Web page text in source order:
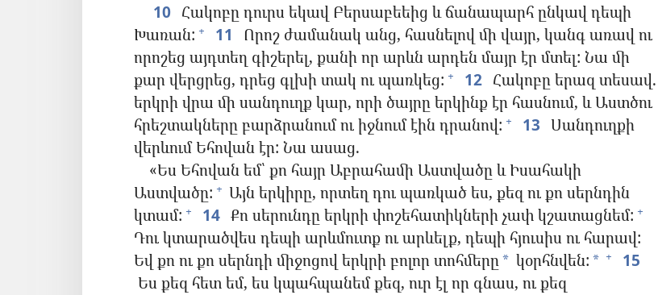
10 Հակոբը դուրս եկավ Բերսաբեեից և ճանապարհ ընկավ դեպի
Խառան: + 11
Որոշ ժամանակ անց, հասնելով մի վայր, կանգ առավ ու
որոշեց այդտեղ գիշերել, քանի որ արևն արդեն մայր էր մտել: Նա մի
քար վերցրեց, դրեց գլխի տակ ու պառկեց: + 12 Հակոբը երազ տեսավ.
երկրի վրա մի սանդուղք կար, որի ծայրը երկինք էր հասնում, և Աստծու
հրեշտակները բարձրանում ու իջնում էին դրանով: + 13 Սանդուղքի
վերևում Եհովան էր: Նա ասաց.
«Ես Եհովան եմ՝ քո հայր Աբրահամի Աստվածը և Իսահակի
Աստվածը: + Այն երկիրը, որտեղ դու պառկած ես, քեզ ու քո սերնդին
կտամ: + 14 Քո սերունդը երկրի փոշեհատիկների չափ կշատացնեմ: +
Դու կտարածվես դեպի արևմուտք ու արևելք, դեպի հյուսիս ու հարավ:
Եվ քո ու քո սերնդի միջոցով երկրի բոլոր տոհմերը* կօրհնվեն: * +
15
Ես քեզ հետ եմ, ես կպահպանեմ քեզ, ուր էլ որ գնաս, ու քեզ